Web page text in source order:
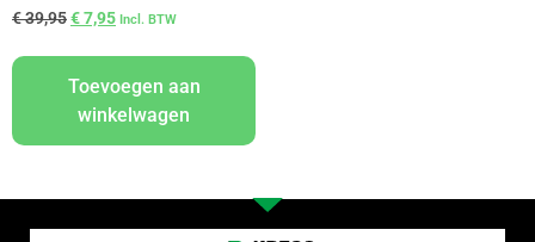
€39,95€7,95 Incl. BTW
Toevoegen aan
winkelwagen